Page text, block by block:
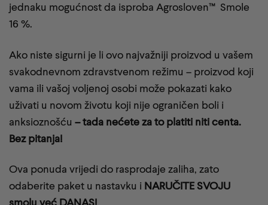
jednaku mogućnost da isproba Agrosloven™ Smole
16 %.
Ako niste sigurni je li ovo najvažniji proizvod u vašem
svakodnevnom zdravstvenom režimu – proizvod koji
vama ili vašoj voljenoj osobi može pokazati kako
uživati ​​u novom životu koji nije ograničen boli i
anksioznošću – tada nećete za to platiti niti centa.
Bez pitanja!
Ova ponuda vrijedi do rasprodaje zaliha, zato
odaberite paket u nastavku i NARUČITE SVOJU
smolu već DANAS!